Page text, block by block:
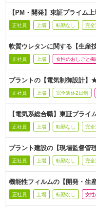
【PM・開発】東証プライム
正社員 上場 転勤なし 完全
軟質ウレタンに関する【生産
正社員 上場 女性のおしごと掲
プラントの【電気制御設計】
正社員 上場 完全週休2日制
【電気系総合職】東証プラ
正社員 上場 転勤なし 完全
プラント建設の【現場監督管
正社員 上場 転勤なし 完全
機能性フィルムの【開発・生
正社員 上場 転勤なし 女性